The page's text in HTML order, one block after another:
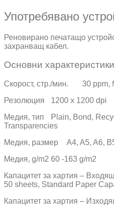
Употребявано
Реновирано печатащо
захранващ кабел.
Основни
Скорост, стр./мин.
30 ppm,
Резолюция
1200 x 1200 dpi
Медия, тип
Plain, Bond,
Transparencies
Медия, размер
A4, A5, A6,
Медия, g/m2 60 -163 g/m2
Капацитет за хартия –
50 sheets, Standard Paper
Капацитет за хартия –